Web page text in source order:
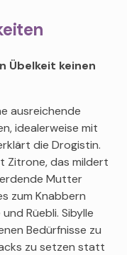
Übelkeit keinen
ausreichende
idealerweise mit
die Drogistin.
Zitrone, das mildert
Mutter
zum Knabbern
Rüebli. Sibylle
Bedürfnisse zu
zu setzen statt